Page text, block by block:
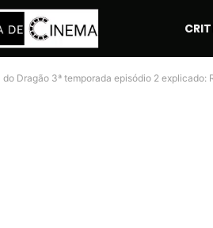
do Dragão 3ª temporada episódio 2 explicado: